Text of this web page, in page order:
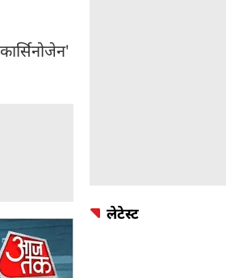
लेटेस्ट